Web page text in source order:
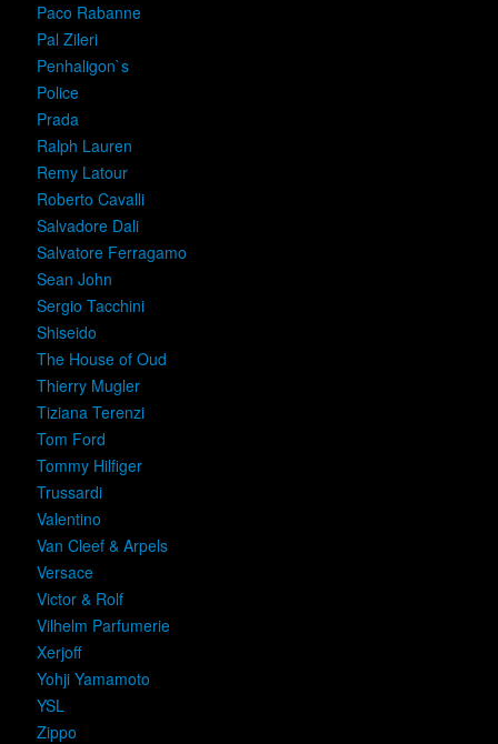
Paco Rabanne
Pal Zileri
Penhaligon`s
Police
Prada
Ralph Lauren
Remy Latour
Roberto Cavalli
Salvadore Dali
Salvatore Ferragamo
Sean John
Sergio Tacchini
Shiseido
The House of Oud
Thierry Mugler
Tiziana Terenzi
Tom Ford
Tommy Hilfiger
Trussardi
Valentino
Van Cleef & Arpels
Versace
Victor & Rolf
Vilhelm Parfumerie
Xerjoff
Yohji Yamamoto
YSL
Zippo